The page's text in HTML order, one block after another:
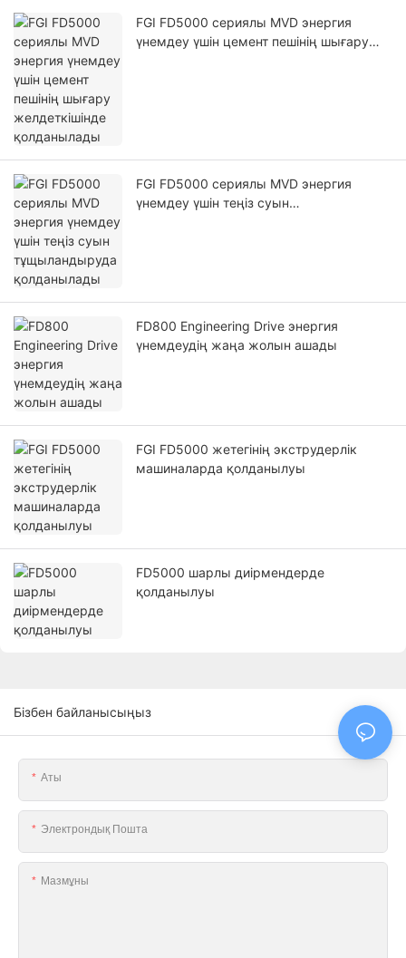
FGI FD5000 сериялы MVD энергия
үнемдеу үшін цемент пешінің шығару
FGI FD5000 сериялы MVD энергия
үнемдеу үшін теңіз суын
FD800 Engineering Drive энергия
үнемдеудің жаңа жолын ашады
FGI FD5000 жетегінің экструдерлік
машиналарда қолданылуы
FD5000 шарлы диірмендерде
қолданылуы
Бізбен байланысыңыз
Аты
Электрондық Пошта
Мазмұны